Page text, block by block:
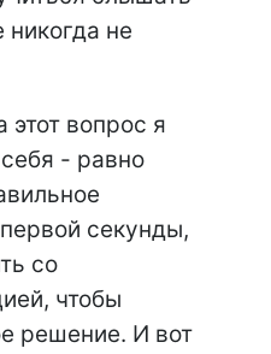
никогда не
этот вопрос я
- равно
секунды,
со
чтобы
решение. И вот